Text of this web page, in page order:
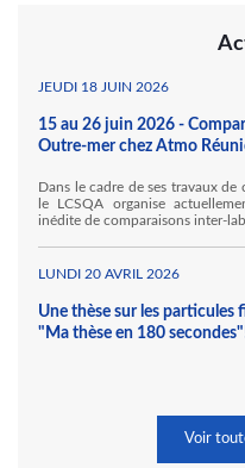
JEUDI 18 JUIN 2026
15 au 26 juin 2026 -
Outre-mer chez Atmo
Dans le cadre de ses travaux
le LCSQA organise
inédite de comparaisons inter-
travaux pour le LCSQA.
LUNDI 20 AVRIL 2026
Une thèse sur les particules
"Ma thèse en 180
Voir